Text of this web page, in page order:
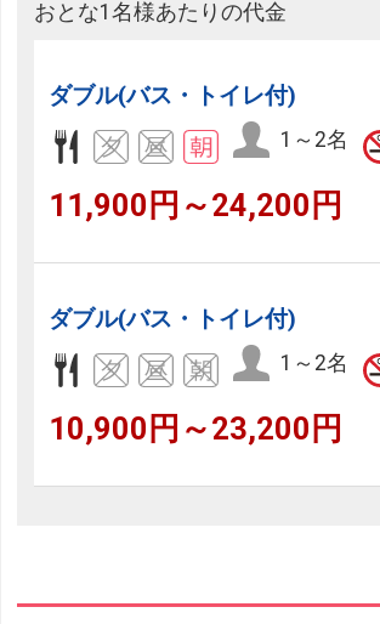
おとな1名様あたりの代金
ダブル(バス・トイレ付)
1～2名
11,900円～24,200円
ダブル(バス・トイレ付)
1～2名
10,900円～23,200円